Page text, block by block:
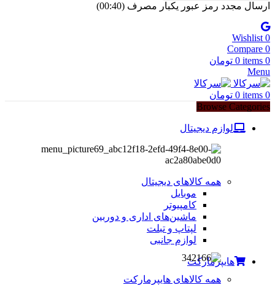
ارسال مجدد رمز عبور یکبار مصرف (00:
40
)
0
Wishlist
0
Compare
0
items
0 تومان
Menu
0
items
0 تومان
Browse Categories
لوازم دیجیتال
همه کالاهای دیجیتال
موبایل
کامپیوتر
ماشین‌های اداری و دوربین
لپتاپ و تبلت
لوازم جانبی
هایپرمارکت
همه کالاهای هایپرمارکت